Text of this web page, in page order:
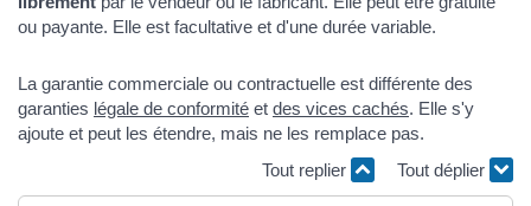
ou payante. Elle est facultative et d'une durée variable.
La garantie commerciale ou contractuelle est différente des
garanties légale de conformité et des vices cachés. Elle s'y
ajoute et peut les étendre, mais ne les remplace pas.
Tout replier
Tout déplier